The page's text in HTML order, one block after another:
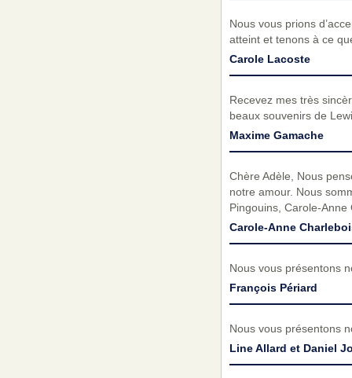
Nous vous prions
atteint et tenons à ce
Carole Lacoste
Recevez mes très
beaux souvenirs de
Maxime Gamache
Chère Adèle, Nous
notre amour. Nous
Pingouins, Carole-
Carole-Anne
Nous vous présentons
François Périard
Nous vous présentons
Line Allard et Daniel